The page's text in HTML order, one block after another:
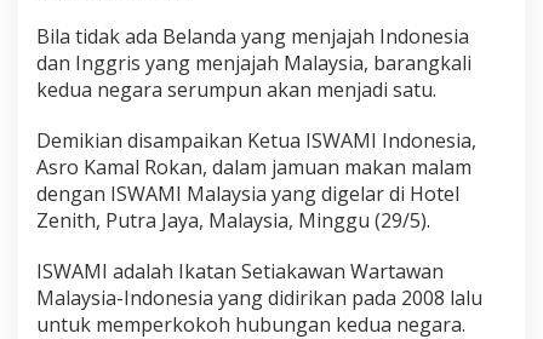
Bila tidak ada Belanda yang menjajah Indonesia
dan Inggris yang menjajah Malaysia, barangkali
kedua negara serumpun akan menjadi satu.
Demikian disampaikan Ketua ISWAMI Indonesia,
Asro Kamal Rokan, dalam jamuan makan malam
dengan ISWAMI Malaysia yang digelar di Hotel
Zenith, Putra Jaya, Malaysia, Minggu (29/5).
ISWAMI adalah Ikatan Setiakawan Wartawan
Malaysia-Indonesia yang didirikan pada 2008 lalu
untuk memperkokoh hubungan kedua negara.